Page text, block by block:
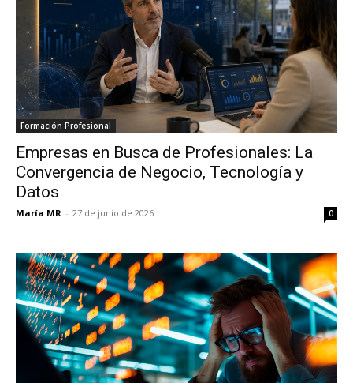
Formación Profesional
Empresas en Busca de Profesionales: La
Convergencia de Negocio, Tecnología y
Datos
María MR - 27 de junio de 2026 0